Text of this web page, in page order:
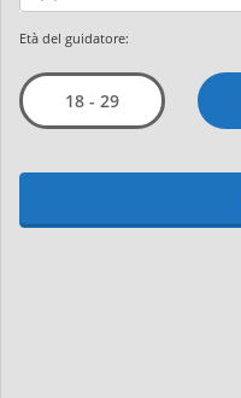
Età del guidatore:
18 - 29